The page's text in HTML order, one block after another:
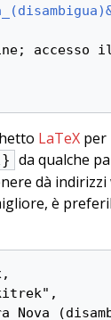
LaTeXper
da qualche
dà indirizzi
è